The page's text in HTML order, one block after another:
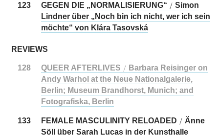
123 GEGEN DIE „NORMALISIERUNG“ / Simon
Lindner über „Noch bin ich nicht, wer ich sein
möchte“ von Klára Tasovská
REVIEWS
128 QUEER AFTERLIVES / Barbara Reisinger on
Andy Warhol at the Neue Nationalgalerie,
Berlin; ­Museum Brandhorst, Munich; and
Fotografiska, Berlin
133 FEMALE MASCULINITY RELOADED / Änne
Söll über Sarah Lucas in der Kunsthalle